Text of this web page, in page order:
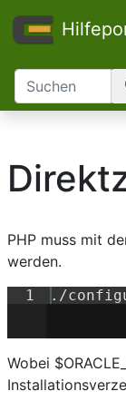
PHP muss mit
werden.
1 ./
Wobei